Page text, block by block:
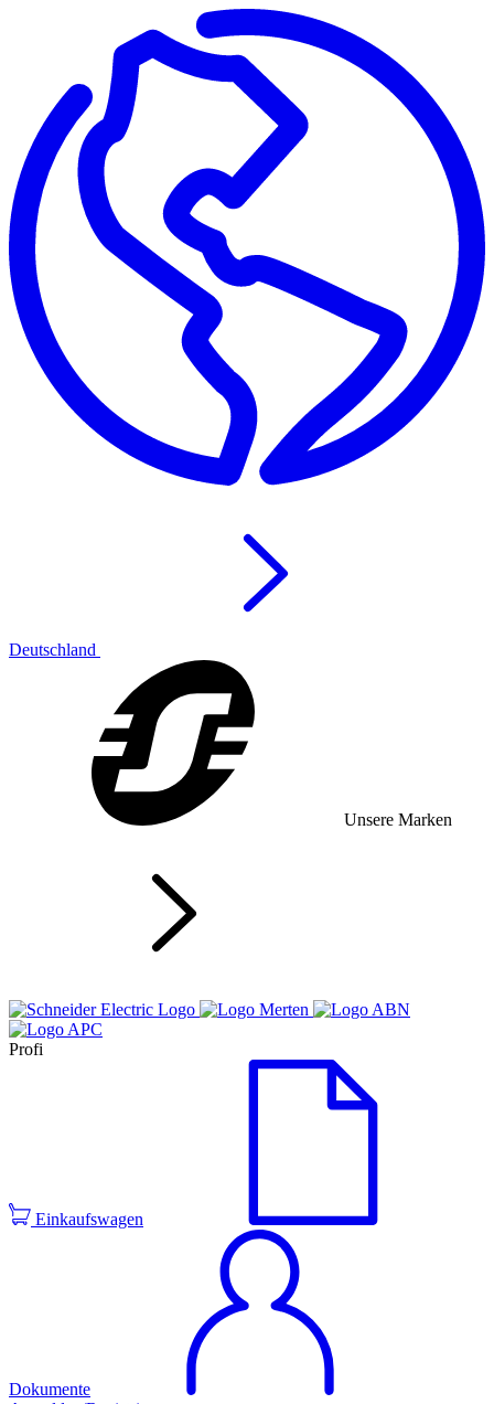
Deutschland
Unsere Marken
Profi
Einkaufswagen
Dokumente